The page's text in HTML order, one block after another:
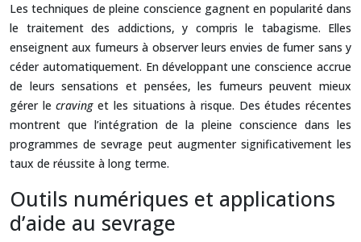
Les techniques de pleine conscience gagnent en popularité dans
le traitement des addictions, y compris le tabagisme. Elles
enseignent aux fumeurs à observer leurs envies de fumer sans y
céder automatiquement. En développant une conscience accrue
de leurs sensations et pensées, les fumeurs peuvent mieux
gérer lecravinget les situations à risque. Des études récentes
montrent que l’intégration de la pleine conscience dans les
programmes de sevrage peut augmenter significativement les
taux de réussite à long terme.
Outils numériques et applications
d’aide au sevrage